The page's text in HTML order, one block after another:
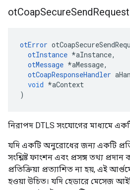
otCoapSecureSendRequest
otError
otInstance *aInstance,
otMessage *aMessage,
otCoapResponseHandler
void *aContext
)
নিরাপদ DTLS সংযোগের মাধ্যমে
যদি একটি অনুরোধের জন্য একটি
সংশ্লিষ্ট ফাংশন এবং প্রসঙ্গ তথ্য
প্রতিক্রিয়া প্রত্যাশিত না হয়, এই
হওয়া উচিত। যদি হেডারে মেসেজ